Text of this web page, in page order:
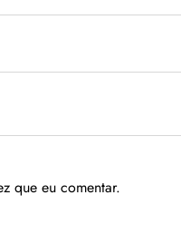
que eu comentar.